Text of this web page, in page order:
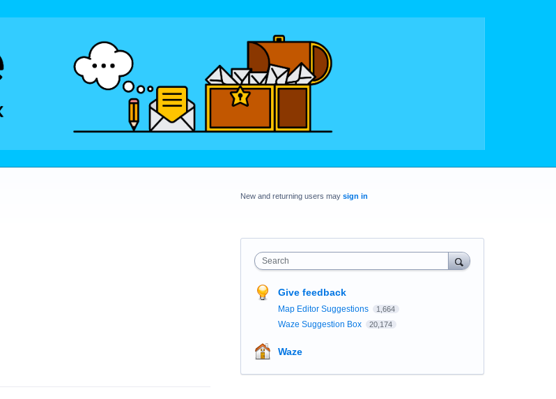
New and returning users may sign in
Search
Give feedback
Map Editor Suggestions 1,664
Waze Suggestion Box 20,174
Waze